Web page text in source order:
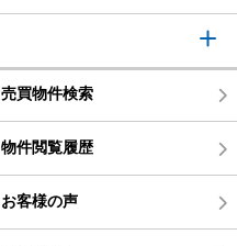
売買物件検索
物件閲覧履歴
お客様の声